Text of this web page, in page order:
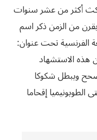
أكثر من عشر سنوات
من الزمن ذكر اسم
الفرنسية تحت عنوان:
هذه الاستشهاد
ويبطل شكوكا
إقحاما